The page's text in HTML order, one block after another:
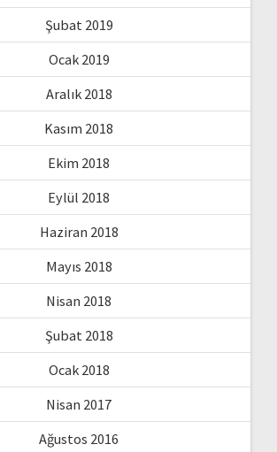
Şubat 2019
Ocak 2019
Aralık 2018
Kasım 2018
Ekim 2018
Eylül 2018
Haziran 2018
Mayıs 2018
Nisan 2018
Şubat 2018
Ocak 2018
Nisan 2017
Ağustos 2016